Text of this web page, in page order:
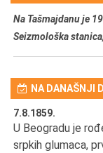
Na Tašmajdanu je
Seizmološka
NA DANAŠNJI
7.8.1859.
U Beogradu je
srpkih glumaca,